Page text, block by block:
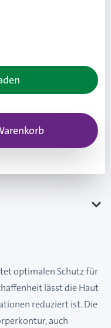
optimalen Schutz für
lässt die Haut
reduziert ist. Die
auch